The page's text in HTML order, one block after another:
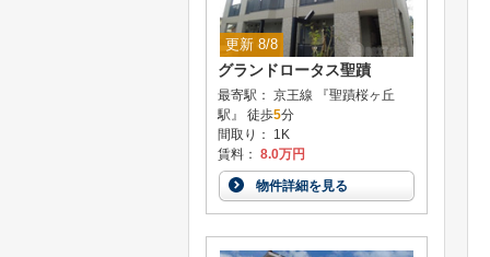
更新 8/8
グランドロータス聖蹟
最寄駅： 京王線 『聖蹟桜ヶ丘
駅』 徒歩5分
間取り： 1K
賃料： 8.0万円
物件詳細を見る